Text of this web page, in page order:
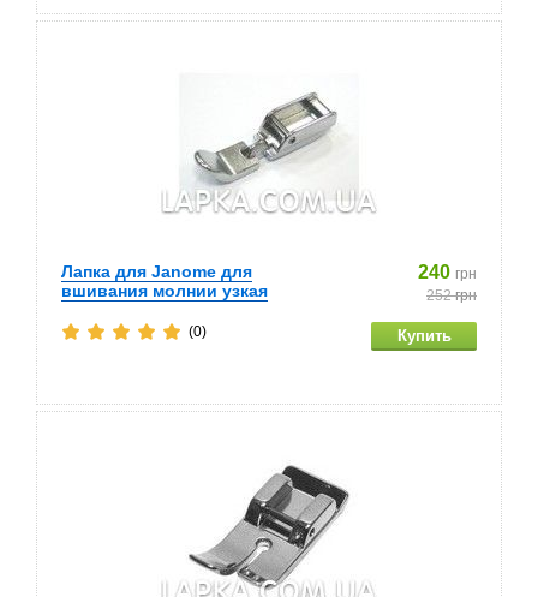
Лапка для Janome для
вшивания молнии узкая
240 грн
252грн
(0)